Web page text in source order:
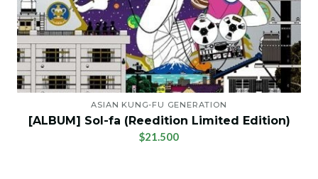
ASIAN KUNG-FU GENERATION
[ALBUM] Sol-fa (Reedition Limited Edition)
$21.500